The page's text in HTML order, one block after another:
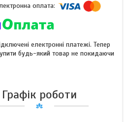
електронні платежі. Тепер
будь-який товар не покидаючи
Графік роботи